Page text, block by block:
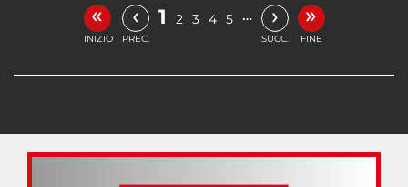
«
INIZIO
‹
PREC.
1 2 3 4 5 … ›
SUCC.
»
FINE